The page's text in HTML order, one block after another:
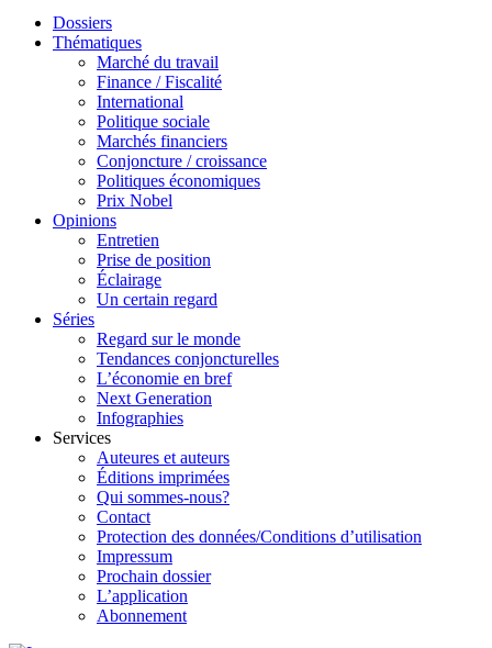
Dossiers
Thématiques
Marché du travail
Finance / Fiscalité
International
Politique sociale
Marchés financiers
Conjoncture / croissance
Politiques économiques
Prix Nobel
Opinions
Entretien
Prise de position
Éclairage
Un certain regard
Séries
Regard sur le monde
Tendances conjoncturelles
L’économie en bref
Next Generation
Infographies
Services
Auteures et auteurs
Éditions imprimées
Qui sommes-nous?
Contact
Protection des données/Conditions d’utilisation
Impressum
Prochain dossier
L’application
Abonnement